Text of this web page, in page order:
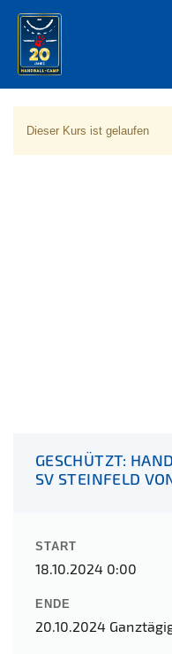
Dieser Kurs ist gelaufen
GESCHÜTZT:
SV STEINFELD
START
18.10.2024 0:00
ENDE
20.10.2024